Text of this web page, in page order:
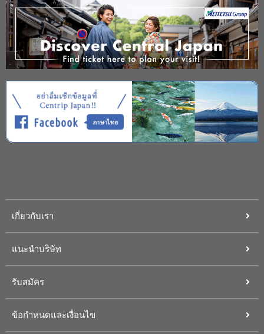
เกี่ยวกับเรา
แนะนำบริษัท
รับสมัคร
ข้อกำหนดและเงื่อนไข